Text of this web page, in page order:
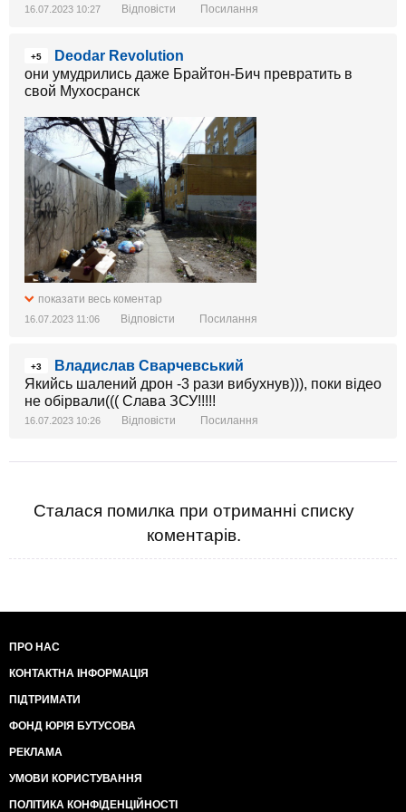
16.07.2023 10:27 Відповісти Посилання
+5
Deodar Revolution
они умудрились даже Брайтон-Бич превратить в
свой Мухосранск
показати весь коментар
16.07.2023 11:06 Відповісти Посилання
+3
Владислав Сварчевський
Якийсь шалений дрон -3 рази вибухнув))), поки відео
не обірвали((( Слава ЗСУ!!!!!
16.07.2023 10:26 Відповісти Посилання
Сталася помилка при отриманні списку
коментарів.
ПРО НАС
КОНТАКТНА ІНФОРМАЦІЯ
ПІДТРИМАТИ
ФОНД ЮРІЯ БУТУСОВА
РЕКЛАМА
УМОВИ КОРИСТУВАННЯ
ПОЛІТИКА КОНФІДЕНЦІЙНОСТІ